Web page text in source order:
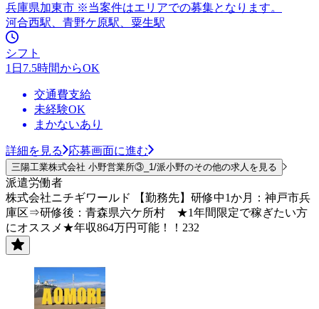
兵庫県加東市 ※当案件はエリアでの募集となります。
河合西駅、青野ケ原駅、粟生駅
シフト
1日7.5時間からOK
交通費支給
未経験OK
まかないあり
詳細を見る 応募画面に進む
三陽工業株式会社 小野営業所③_1/派小野のその他の求人を見る
派遣労働者
株式会社ニチギワールド 【勤務先】研修中1か月：神戸市兵
庫区⇒研修後：青森県六ケ所村 ★1年間限定で稼ぎたい方
にオススメ★年収864万円可能！！232